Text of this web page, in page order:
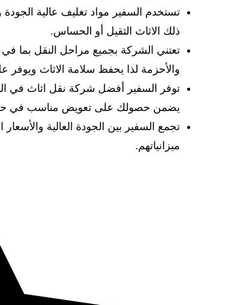
تستخدم السفير مواد تغليف عالية
ذلك الاثاث الثقيل أو الحساس.
تعتني الشركة بجميع مراحل النقل بما
والأحزمة لذا يحفظ سلامة الاثاث ويوفر
توفر السفير أفضل شركة نقل اثاث في
يضمن حصولك على تعويض مناسب في
تجمع السفير بين الجودة العالية
ميزانياتهم.